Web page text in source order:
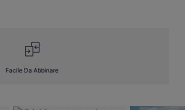
Facile Da Abbinare